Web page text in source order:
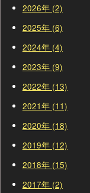
2026年 (2)
2025年 (6)
2024年 (4)
2023年 (9)
2022年 (13)
2021年 (11)
2020年 (18)
2019年 (12)
2018年 (15)
2017年 (2)